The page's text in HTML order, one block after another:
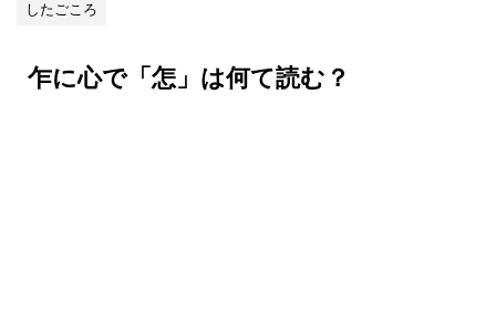
したごころ
乍に心で「怎」は何て読む？